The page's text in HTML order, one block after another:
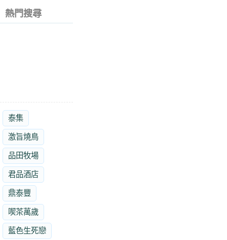
熱門搜尋
泰集
激旨燒鳥
品田牧場
君品酒店
鼎泰豐
喫茶萬歲
藍色生死戀